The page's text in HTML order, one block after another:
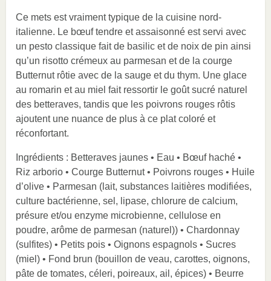
Ce mets est vraiment typique de la cuisine nord-
italienne. Le bœuf tendre et assaisonné est servi avec
un pesto classique fait de basilic et de noix de pin ainsi
qu’un risotto crémeux au parmesan et de la courge
Butternut rôtie avec de la sauge et du thym. Une glace
au romarin et au miel fait ressortir le goût sucré naturel
des betteraves, tandis que les poivrons rouges rôtis
ajoutent une nuance de plus à ce plat coloré et
réconfortant.
Ingrédients : Betteraves jaunes • Eau • Bœuf haché •
Riz arborio • Courge Butternut • Poivrons rouges • Huile
d’olive • Parmesan (lait, substances laitières modifiées,
culture bactérienne, sel, lipase, chlorure de calcium,
présure et/ou enzyme microbienne, cellulose en
poudre, arôme de parmesan (naturel)) • Chardonnay
(sulfites) • Petits pois • Oignons espagnols • Sucres
(miel) • Fond brun (bouillon de veau, carottes, oignons,
pâte de tomates, céleri, poireaux, ail, épices) • Beurre